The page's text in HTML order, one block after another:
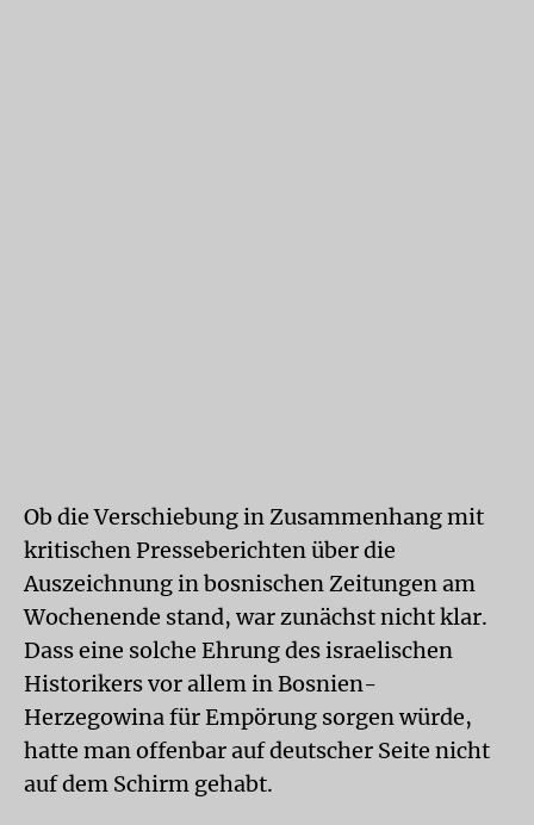
Ob die Verschiebung in Zusammenhang mit
kritischen Presseberichten über die
Auszeichnung in bosnischen Zeitungen am
Wochenende stand, war zunächst nicht klar.
Dass eine solche Ehrung des israelischen
Historikers vor allem in Bosnien-
Herzegowina für Empörung sorgen würde,
hatte man offenbar auf deutscher Seite nicht
auf dem Schirm gehabt.